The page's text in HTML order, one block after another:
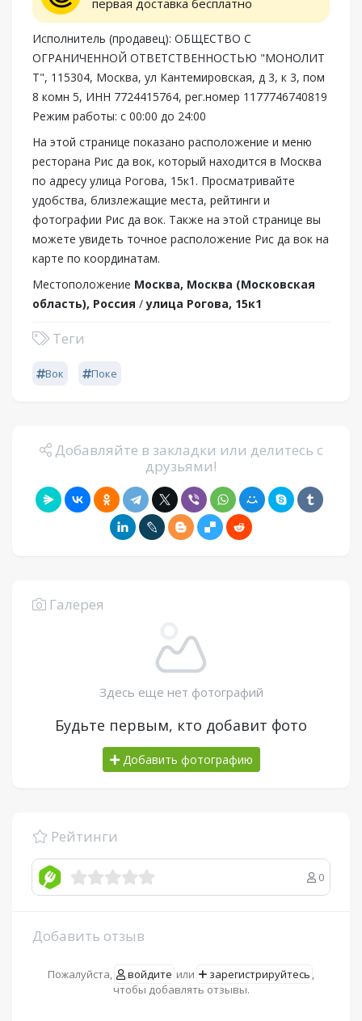
первая доставка бесплатно
Исполнитель (продавец): ОБЩЕСТВО С
ОГРАНИЧЕННОЙ ОТВЕТСТВЕННОСТЬЮ "МОНОЛИТ
Т", 115304, Москва, ул Кантемировская, д 3, к 3, пом
8 комн 5, ИНН 7724415764, рег.номер 1177746740819
Режим работы: с 00:00 до 24:00
На этой странице показано расположение и меню
ресторана Рис да вок, который находится в Москва
по адресу улица Рогова, 15к1. Просматривайте
удобства, близлежащие места, рейтинги и
фотографии Рис да вок. Также на этой странице вы
можете увидеть точное расположение Рис да вок на
карте по координатам.
Местоположение Москва, Москва (Московская
область), Россия /улица Рогова, 15к1
Теги
Вок Поке
Добавляйте в закладки или делитесь с
друзьями!
Галерея
Здесь еще нет фотографий
Будьте первым, кто добавит фото
Добавить фотографию
Рейтинги
0
Добавить отзыв
Пожалуйста, войдите или зарегистрируйтесь ,
чтобы добавлять отзывы.